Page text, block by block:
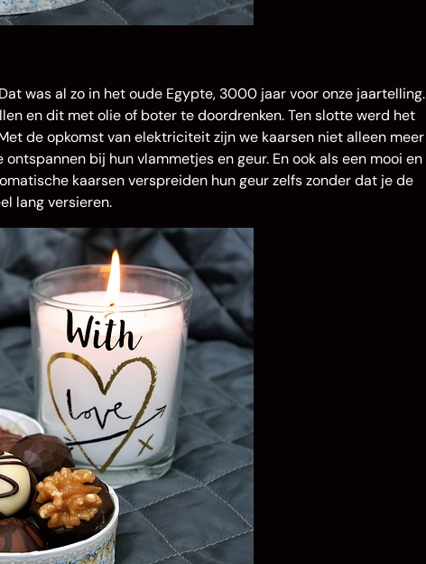
was al zo in het oude Egypte, 3000 jaar voor onze jaartelling.
en dit met olie of boter te doordrenken. Ten slotte werd het
de opkomst van elektriciteit zijn we kaarsen niet alleen meer
bij hun vlammetjes en geur. En ook als een mooi en
kaarsen verspreiden hun geur zelfs zonder dat je de
lang versieren.